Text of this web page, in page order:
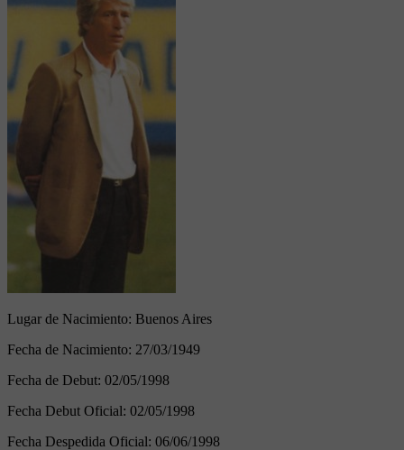
Lugar de Nacimiento: Buenos Aires
Fecha de Nacimiento: 27/03/1949
Fecha de Debut: 02/05/1998
Fecha Debut Oficial: 02/05/1998
Fecha Despedida Oficial: 06/06/1998